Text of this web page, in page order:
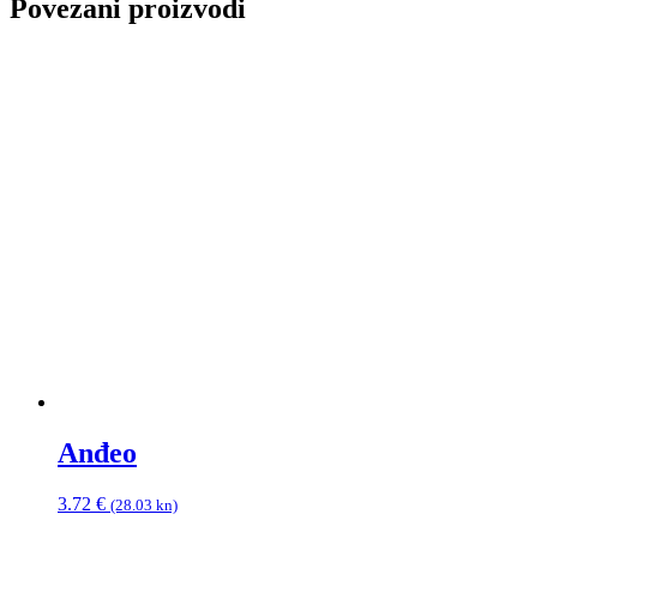
Povezani proizvodi
Anđeo
3.72 € (28.03 kn)